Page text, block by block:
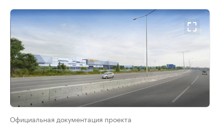
Официальная документация проекта